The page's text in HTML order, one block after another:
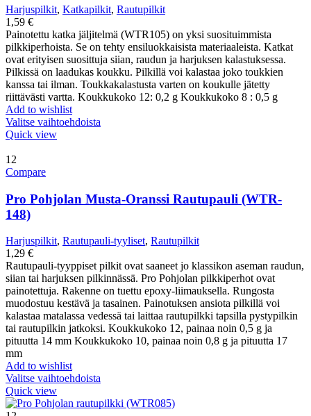
Harjuspilkit, Katkapilkit, Rautupilkit
1,59 €
Painotettu katka jäljitelmä (WTR105) on yksi suosituimmista
pilkkiperhoista. Se on tehty ensiluokkaisista materiaaleista. Katkat
ovat erityisen suosittuja siian, raudun ja harjuksen kalastuksessa.
Pilkissä on laadukas koukku. Pilkillä voi kalastaa joko toukkien
kanssa tai ilman. Toukkakalastusta varten on koukulle jätetty
riittävästi vartta. Koukkukoko 12: 0,2 g Koukkukoko 8 : 0,5 g
Add to wishlist
Valitse vaihtoehdoista
Quick view
12
Compare
Pro Pohjolan Musta-Oranssi Rautupauli (WTR-
148)
Harjuspilkit, Rautupauli-tyyliset, Rautupilkit
1,29 €
Rautupauli-tyyppiset pilkit ovat saaneet jo klassikon aseman raudun,
siian tai harjuksen pilkinnässä. Pro Pohjolan pilkkiperhot ovat
painotettuja. Rakenne on tuettu epoxy-liimauksella. Rungosta
muodostuu kestävä ja tasainen. Painotuksen ansiota pilkillä voi
kalastaa matalassa vedessä tai laittaa rautupilkki tapsilla pystypilkin
tai rautupilkin jatkoksi. Koukkukoko 12, painaa noin 0,5 g ja
pituutta 14 mm Koukkukoko 10, painaa noin 0,8 g ja pituutta 17
mm
Add to wishlist
Valitse vaihtoehdoista
Quick view